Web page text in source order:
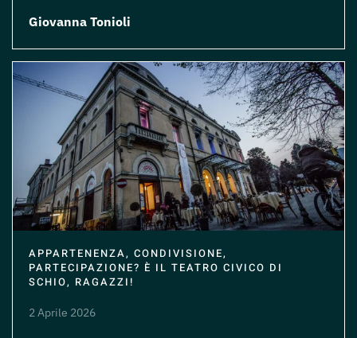
Giovanna Tonioli
APPARTENENZA, CONDIVISIONE,
PARTECIPAZIONE? È IL TEATRO CIVICO DI
SCHIO, RAGAZZI!
2 Aprile 2026